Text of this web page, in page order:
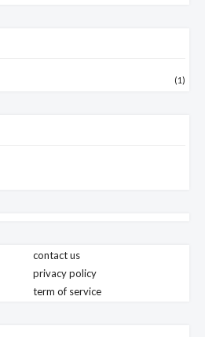
(1)
contact us
privacy policy
term of service